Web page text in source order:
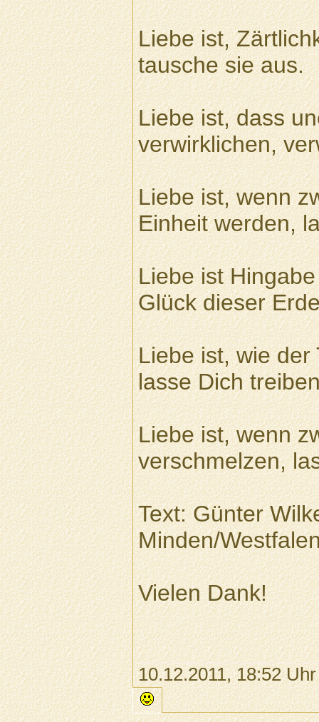
Liebe ist,
tausche sie aus.
Liebe ist, dass
verwirklichen,
Liebe ist, wenn
Einheit werden,
Liebe ist
Glück dieser
Liebe ist, wie der
lasse Dich
Liebe ist, wenn
verschmelzen,
Text: Günter
Minden/
Vielen Dank!
10.12.2011, 18:52 Uhr